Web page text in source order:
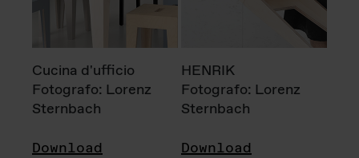
Cucina d'ufficio
Fotografo: Lorenz
Sternbach
Download
HENRIK
Fotografo: Lorenz
Sternbach
Download